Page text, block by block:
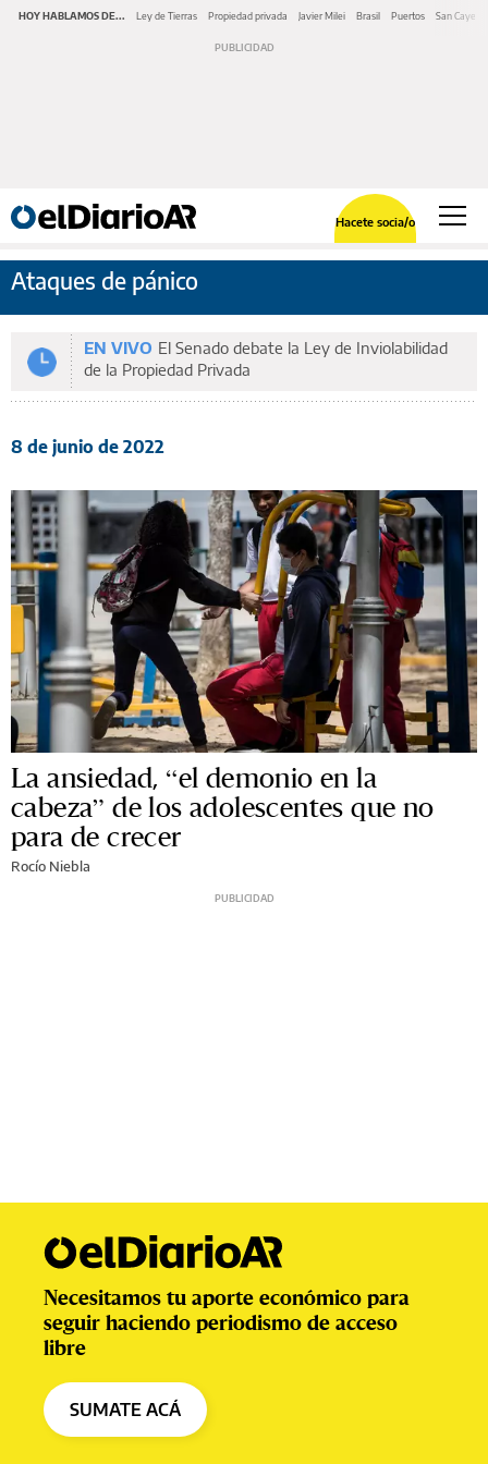
HOY HABLAMOS DE... Ley de Tierras Propiedad privada Javier Milei Brasil Puertos San
Hacete socia/o
Ataques de pánico
EN VIVO El Senado debate la Ley de Inviolabilidad
de la Propiedad Privada
8 de junio de 2022
La ansiedad, “el demonio en la
cabeza” de los adolescentes que no
para de crecer
Rocío Niebla
Necesitamos tu aporte económico para
seguir haciendo periodismo de acceso
libre
SUMATE ACÁ